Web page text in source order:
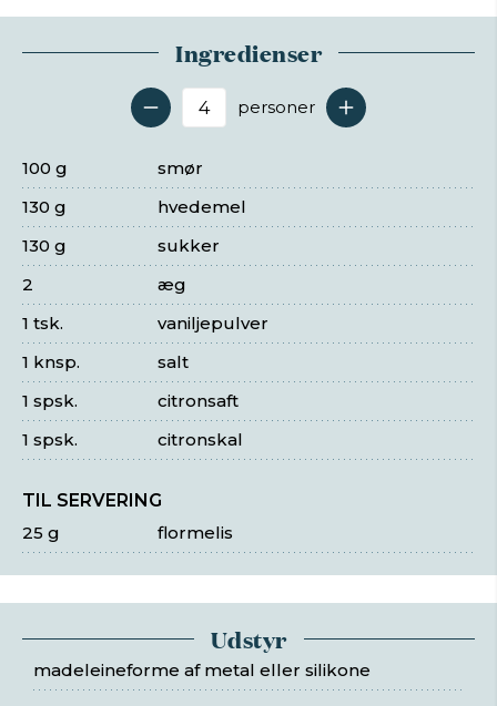
Ingredienser
Antal serveringer
personer
smør
100 g
hvedemel
130 g
sukker
130 g
æg
2
vaniljepulver
1 tsk.
salt
1 knsp.
citronsaft
1 spsk.
citronskal
1 spsk.
TIL SERVERING
flormelis
25 g
Udstyr
madeleineforme af metal eller silikone